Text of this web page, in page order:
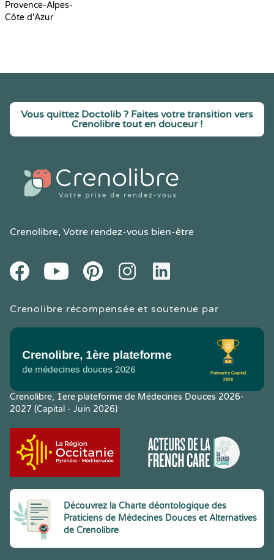
Provence-Alpes-
Côte d'Azur
Vous quittez Doctolib ? Faites votre transition vers
Crenolibre tout en douceur !
Crenolibre, Votre rendez-vous bien-être
FacebookYoutube PinteresetInstagramLinkedIn
Crenolibre récompensée et soutenue par
Crenolibre, 1ere plateforme de Médecines Douces 2026-
2027 (Capital - Juin 2026)
Découvrez la Charte déontologique des
Praticiens de Médecines Douces et Alternatives
de Crenolibre